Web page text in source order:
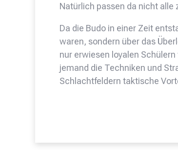
Natürlich passen da nicht alle
Da die Budo in einer Zeit
waren, sondern über das
nur erwiesen loyalen
jemand die Techniken und
Schlachtfeldern taktische